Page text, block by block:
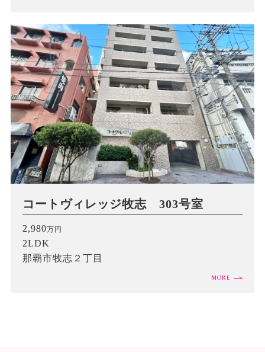
コートヴィレッジ牧志 303号室
2,980万円
2LDK
那覇市牧志２丁目
MORE